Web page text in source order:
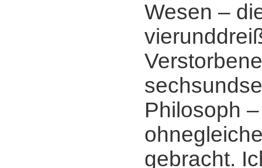
Wesen ‒
Philosoph
gebracht.